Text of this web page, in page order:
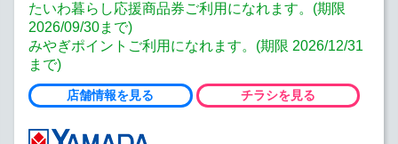
たいわ暮らし応援商品券ご利用になれます。(期限
2026/09/30まで)
みやぎポイントご利用になれます。(期限 2026/12/31
まで)
店舗情報を見る チラシを見る